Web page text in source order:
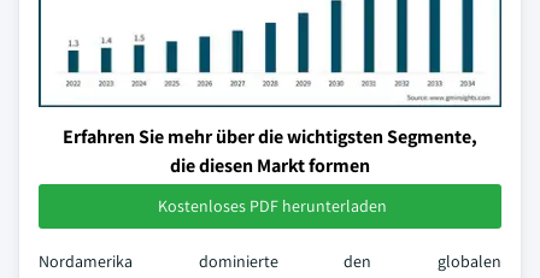
Erfahren Sie mehr über die wichtigsten Segmente,
die diesen Markt formen
Kostenloses PDF herunterladen
Nordamerika dominierte den globalen